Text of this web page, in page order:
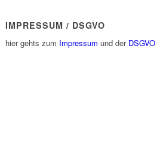
IMPRESSUM / DSGVO
hier gehts zum Impressum und der DSGVO